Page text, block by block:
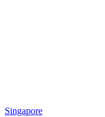
Singapore